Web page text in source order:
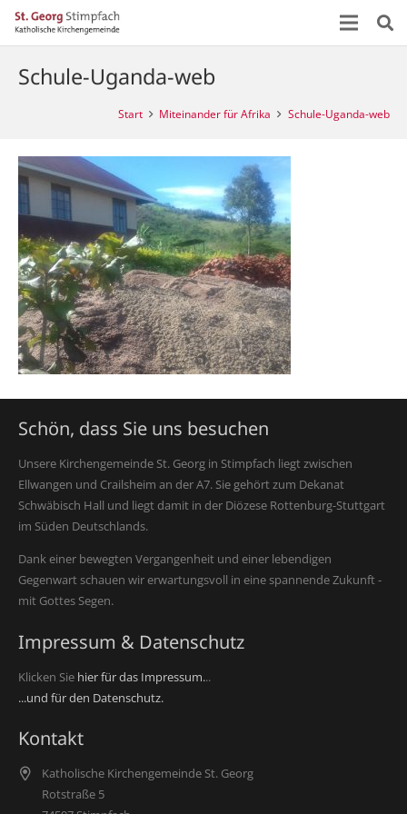
Schule-Uganda-web
Start Miteinander für Afrika Schule-Uganda-web
Schön, dass Sie uns besuchen
Unsere Kirchengemeinde St. Georg in Stimpfach liegt zwischen
Ellwangen und Crailsheim an der A7. Sie gehört zum Dekanat
Schwäbisch Hall und liegt damit in der Diözese Rottenburg-Stuttgart
im Süden Deutschlands.
Dank einer bewegten Vergangenheit und einer lebendigen
Gegenwart schauen wir erwartungsvoll in eine spannende Zukunft -
mit Gottes Segen.
Impressum & Datenschutz
Klicken Sie hier für das Impressum...
...und für den Datenschutz.
Kontakt
Katholische Kirchengemeinde St. Georg
Rotstraße 5